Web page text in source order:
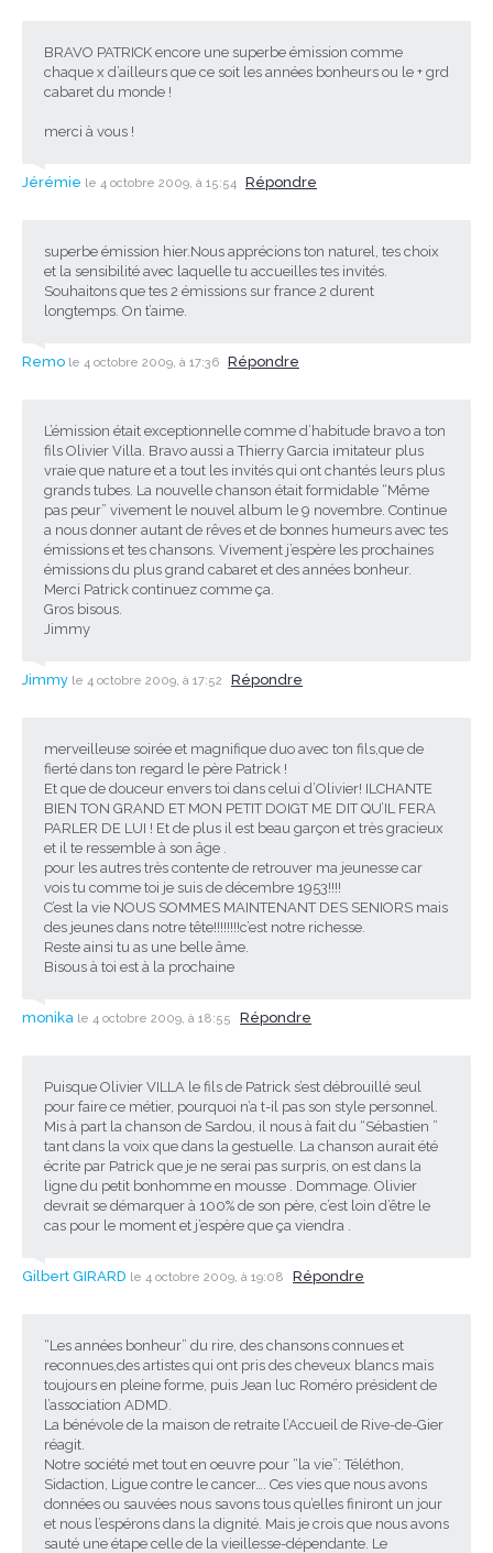
BRAVO PATRICK encore une superbe émission comme
chaque x d’ailleurs que ce soit les années bonheurs ou le + grd
cabaret du monde !
merci à vous !
Jérémie le 4 octobre 2009, à 15:54 Répondre
superbe émission hier.Nous apprécions ton naturel, tes choix
et la sensibilité avec laquelle tu accueilles tes invités.
Souhaitons que tes 2 émissions sur france 2 durent
longtemps. On t’aime.
Remo le 4 octobre 2009, à 17:36 Répondre
L’émission était exceptionnelle comme d’habitude bravo a ton
fils Olivier Villa. Bravo aussi a Thierry Garcia imitateur plus
vraie que nature et a tout les invités qui ont chantés leurs plus
grands tubes. La nouvelle chanson était formidable “Même
pas peur” vivement le nouvel album le 9 novembre. Continue
a nous donner autant de rêves et de bonnes humeurs avec tes
émissions et tes chansons. Vivement j’espère les prochaines
émissions du plus grand cabaret et des années bonheur.
Merci Patrick continuez comme ça.
Gros bisous.
Jimmy
Jimmy le 4 octobre 2009, à 17:52 Répondre
merveilleuse soirée et magnifique duo avec ton fils,que de
fierté dans ton regard le père Patrick !
Et que de douceur envers toi dans celui d’Olivier! ILCHANTE
BIEN TON GRAND ET MON PETIT DOIGT ME DIT QU’IL FERA
PARLER DE LUI ! Et de plus il est beau garçon et très gracieux
et il te ressemble à son âge .
pour les autres très contente de retrouver ma jeunesse car
vois tu comme toi je suis de décembre 1953!!!!
C’est la vie NOUS SOMMES MAINTENANT DES SENIORS mais
des jeunes dans notre tête!!!!!!!!c’est notre richesse.
Reste ainsi tu as une belle âme.
Bisous à toi est à la prochaine
monika le 4 octobre 2009, à 18:55 Répondre
Puisque Olivier VILLA le fils de Patrick s’est débrouillé seul
pour faire ce métier, pourquoi n’a t-il pas son style personnel.
Mis à part la chanson de Sardou, il nous à fait du “Sébastien ”
tant dans la voix que dans la gestuelle. La chanson aurait été
écrite par Patrick que je ne serai pas surpris, on est dans la
ligne du petit bonhomme en mousse . Dommage. Olivier
devrait se démarquer à 100% de son père, c’est loin d’être le
cas pour le moment et j’espère que ça viendra .
Gilbert GIRARD le 4 octobre 2009, à 19:08 Répondre
“Les années bonheur” du rire, des chansons connues et
reconnues,des artistes qui ont pris des cheveux blancs mais
toujours en pleine forme, puis Jean luc Roméro président de
l’association ADMD.
La bénévole de la maison de retraite l’Accueil de Rive-de-Gier
réagit.
Notre société met tout en oeuvre pour “la vie”: Téléthon,
Sidaction, Ligue contre le cancer…. Ces vies que nous avons
données ou sauvées nous savons tous qu’elles finiront un jour
et nous l’espérons dans la dignité. Mais je crois que nous avons
sauté une étape celle de la vieillesse-dépendante. Le